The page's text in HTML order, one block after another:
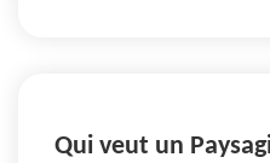
Qui veut un